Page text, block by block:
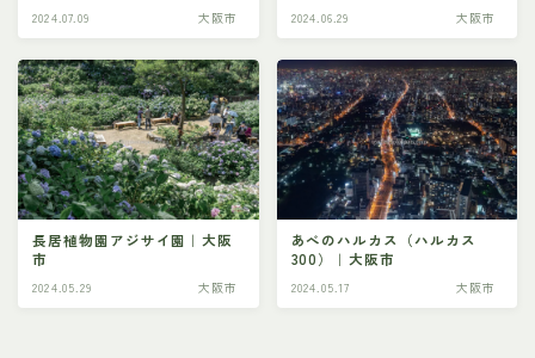
2024.07.09 大阪市 2024.06.29 大阪市
長居植物園アジサイ園｜大阪
市
2024.05.29 大阪市
あべのハルカス（ハルカス
300）｜大阪市
2024.05.17 大阪市